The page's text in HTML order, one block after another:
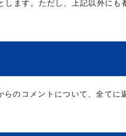
ます。ただし、上記以外にも
のコメントについて、全て